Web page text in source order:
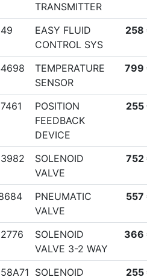
TRANSMITTER
EASY FLUID
CONTROL SYS
258
TEMPERATURE
SENSOR
799
POSITION
FEEDBACK
DEVICE
255
SOLENOID
VALVE
752
PNEUMATIC
VALVE
557
SOLENOID
VALVE 3-2 WAY
366
SOLENOID
255